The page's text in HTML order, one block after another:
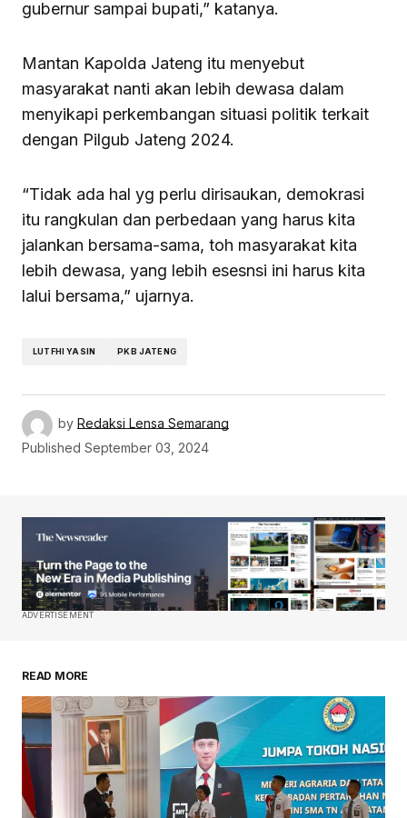
gubernur sampai bupati,” katanya.
Mantan Kapolda Jateng itu menyebut
masyarakat nanti akan lebih dewasa dalam
menyikapi perkembangan situasi politik terkait
dengan Pilgub Jateng 2024.
“Tidak ada hal yg perlu dirisaukan, demokrasi
itu rangkulan dan perbedaan yang harus kita
jalankan bersama-sama, toh masyarakat kita
lebih dewasa, yang lebih esesnsi ini harus kita
lalui bersama,” ujarnya.
LUTFHI YASIN PKB JATENG
by Redaksi Lensa Semarang
Published September 03, 2024
ADVERTISEMENT
READ MORE